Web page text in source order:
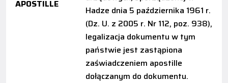
APOSTILLE
Hadze dnia 5 października 1961 r.
(Dz. U. z 2005 r. Nr 112, poz. 938),
legalizacja dokumentu w tym
państwie jest zastąpiona
zaświadczeniem apostille
dołączanym do dokumentu.